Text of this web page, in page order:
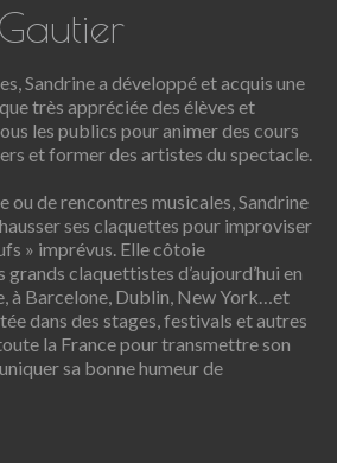
Sandrine a développé et acquis une
très appréciée des élèves et
les publics pour animer des cours
et former des artistes du spectacle.
ou de rencontres musicales, Sandrine
ses claquettes pour improviser
» imprévus. Elle côtoie
claquettistes d’aujourd’hui en
à Barcelone, Dublin, New York…et
dans des stages, festivals et autres
la France pour transmettre son
sa bonne humeur de